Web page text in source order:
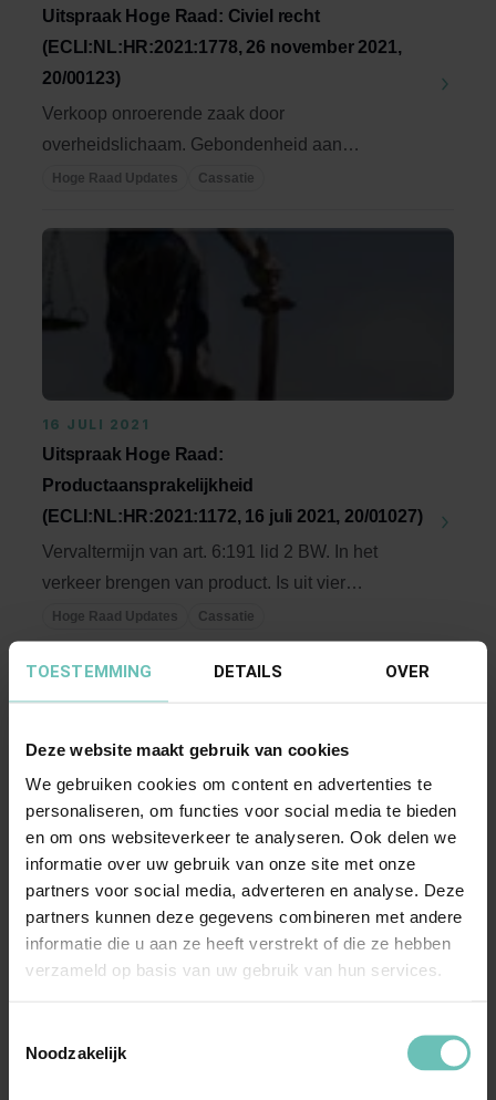
TOESTEMMING DETAILS OVER
Deze website maakt gebruik van cookies
We gebruiken cookies om content en advertenties te
personaliseren, om functies voor social media te bieden
en om ons websiteverkeer te analyseren. Ook delen we
informatie over uw gebruik van onze site met onze
partners voor social media, adverteren en analyse. Deze
partners kunnen deze gegevens combineren met andere
informatie die u aan ze heeft verstrekt of die ze hebben
verzameld op basis van uw gebruik van hun services.
Noodzakelijk
Uitspraak Hoge Raad: Civiel recht
(ECLI:NL:HR:2021:1778, 26 november 2021,
20/00123)
Verkoop onroerende zaak door
overheidslichaam. Gebondenheid aan
algemene beginselen van behoorlijk ...
Hoge Raad Updates Cassatie
16 JULI 2021
Uitspraak Hoge Raad:
Productaansprakelijkheid
(ECLI:NL:HR:2021:1172, 16 juli 2021, 20/01027)
Vervaltermijn van art. 6:191 lid 2 BW. In het
verkeer brengen van product. Is uit vier
onderdelen ...
Hoge Raad Updates Cassatie
20 NOVEMBER 2016
Uitspraak Hoge Raad: Procesrecht
(ECLI:NL:HR:2016:2642, 18 november 2016,
nr. 15/02723)
lid 1 en ...
Hoge Raad Updates